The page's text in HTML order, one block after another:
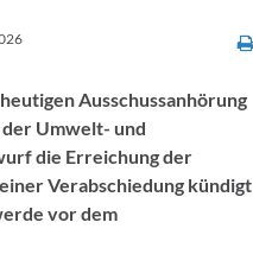
Ausschussanhörung
Umwelt- und
die Erreichung der
Verabschiedung kündigt
vor dem